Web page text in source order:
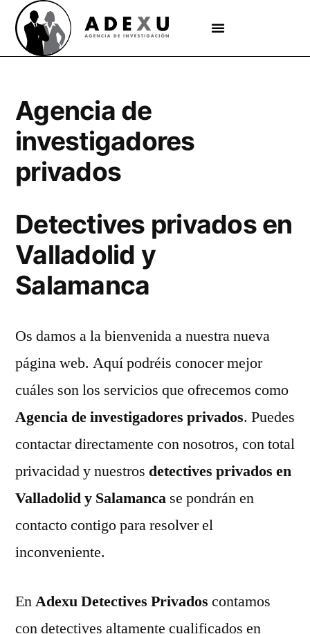
Agencia de
investigadores
privados
Detectives privados en
Valladolid y
Salamanca
Os damos a la bienvenida a nuestra nueva
página web. Aquí podréis conocer mejor
cuáles son los servicios que ofrecemos como
Agencia de investigadores privados. Puedes
contactar directamente con nosotros, con total
privacidad y nuestros detectives privados en
Valladolid y Salamanca se pondrán en
contacto contigo para resolver el
inconveniente.
EnAdexu Detectives Privados contamos
con detectives altamente cualificados en